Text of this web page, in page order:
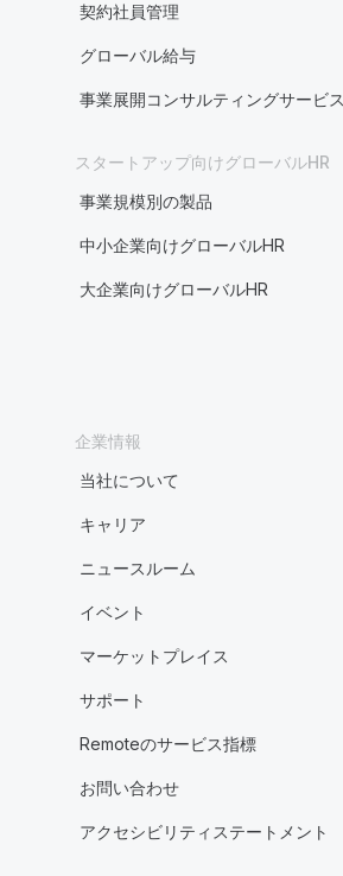
契約社員管理
グローバル給与
事業展開コンサルティングサービス
スタートアップ向けグローバルHR
事業規模別の製品
中小企業向けグローバルHR
大企業向けグローバルHR
企業情報
当社について
キャリア
ニュースルーム
イベント
マーケットプレイス
サポート
Remoteのサービス指標
お問い合わせ
アクセシビリティステートメント